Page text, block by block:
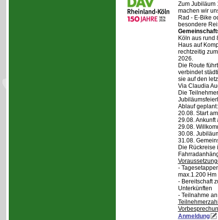
Zum Jubiläum
machen wir
Rad - E-Bike
besondere
Köln aus rund
Haus auf
rechtzeitig
2026.
Die Route
verbindet
sie auf den
Via Claudia
Die
Ablauf geplant:
20.08. Start
29.08. Ankunft
29.08.
30.08.
31.08.
Die Rückreise
-
max.1.200 Hm
- Bereitschaft
Unterkünften
- Teilnahme
Anmeldung